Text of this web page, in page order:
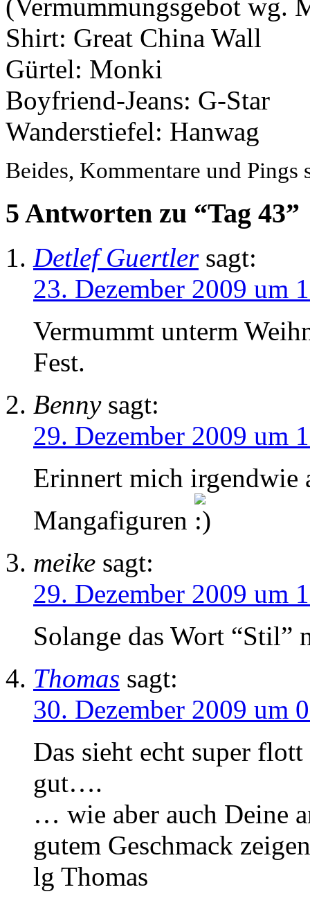
(Vermummungsgebot wg.
Shirt: Great China Wall
Gürtel: Monki
Boyfriend-Jeans: G-Star
Wanderstiefel: Hanwag
Beides, Kommentare und Pings
5 Antworten zu “Tag 43”
Detlef Guertler sagt:
23. Dezember 2009 um
Vermummt unterm
Fest.
Benny sagt:
29. Dezember 2009 um
Erinnert mich irgendwie
Mangafiguren
meike sagt:
29. Dezember 2009 um
Solange das Wort
Thomas sagt:
30. Dezember 2009 um
Das sieht echt super
gut….
… wie aber auch Deine
gutem Geschmack
lg Thomas